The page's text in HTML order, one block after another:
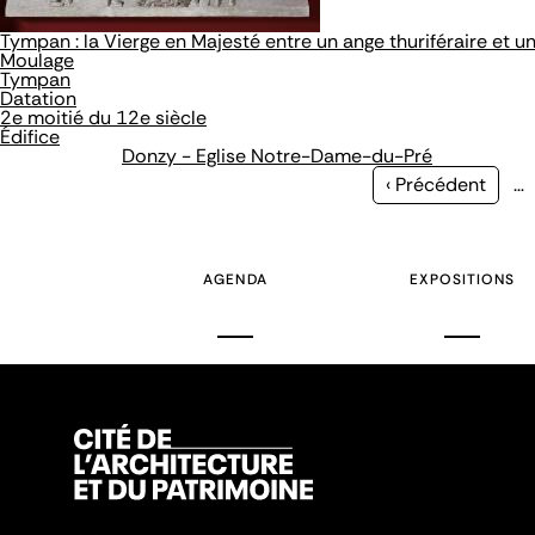
Tympan : la Vierge en Majesté entre un ange thuriféraire et
Moulage
Tympan
Datation
2e moitié du 12e siècle
Édifice
Donzy - Eglise Notre-Dame-du-Pré
Page
‹ Précédent …
AGENDA EXPOSITIONS